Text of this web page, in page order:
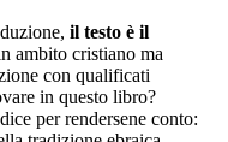
il testo è il
ambito cristiano ma
con qualificati
in questo libro?
per rendersene conto: